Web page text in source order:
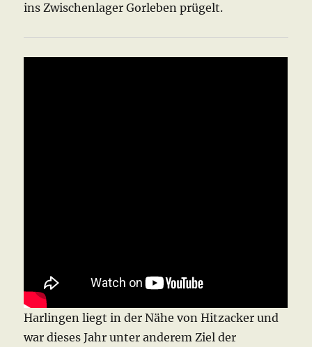
ins Zwischenlager Gorleben prügelt.
Harlingen liegt in der Nähe von Hitzacker und
war dieses Jahr unter anderem Ziel der